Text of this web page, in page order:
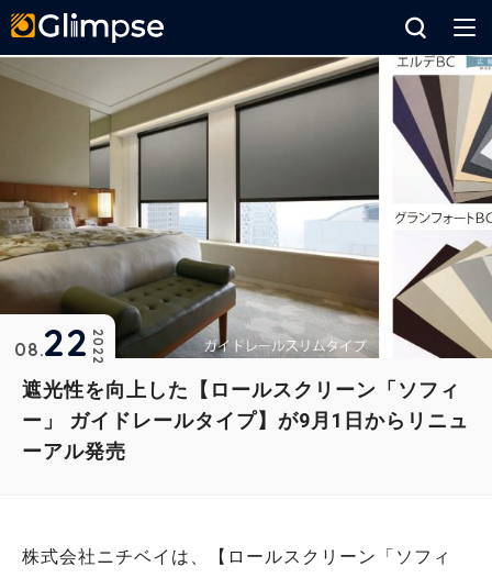
遮光性を向上した【ロールスクリーン「ソフィ
ー」 ガイドレールタイプ】が9月1日からリニュ
ーアル発売
2022
08 22
株式会社ニチベイは、【ロールスクリーン「ソフィ